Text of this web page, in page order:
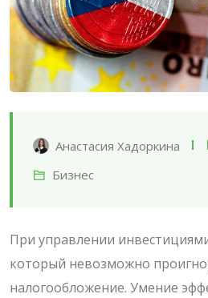
Анастасия Хадоркина
Бизнес
При управлении
который невозможно
налогообложение. Умение